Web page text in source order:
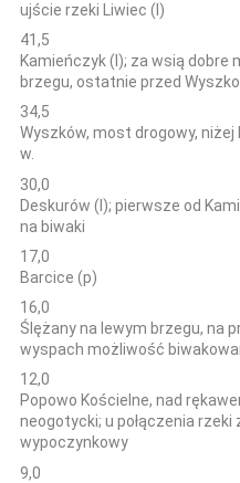
ujście rzeki Liwiec (l)
41,5
Kamieńczyk (l); za wsią dobre
brzegu, ostatnie przed
34,5
Wyszków, most drogowy, niżej
w.
30,0
Deskurów (l); pierwsze od
na biwaki
17,0
Barcice (p)
16,0
Ślężany na lewym brzegu, na
wyspach możliwość
12,0
Popowo Kościelne, nad
neogotycki; u połączenia
wypoczynkowy
9,0